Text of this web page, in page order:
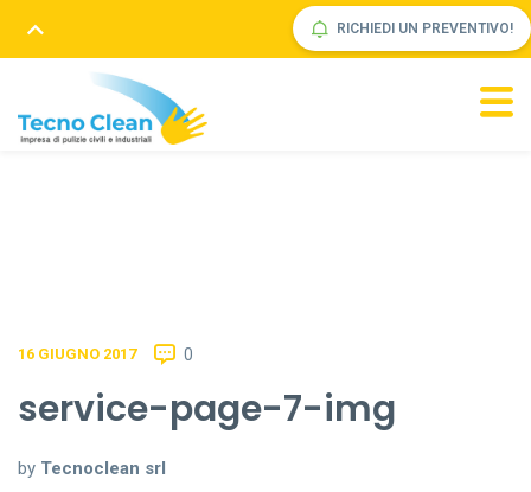
RICHIEDI UN PREVENTIVO!
16 GIUGNO 2017 0
service-page-7-img
by Tecnoclean srl